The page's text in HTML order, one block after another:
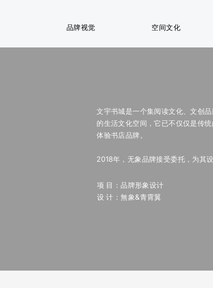
品牌视觉 空间文化
文宇书城是一个集阅读文化、文创
的生活文化空间，它已不仅仅是传
体验书店品牌。
2018年，无象品牌接受委托，为其
项 目：品牌形象设计
设 计：無象&青霄翼